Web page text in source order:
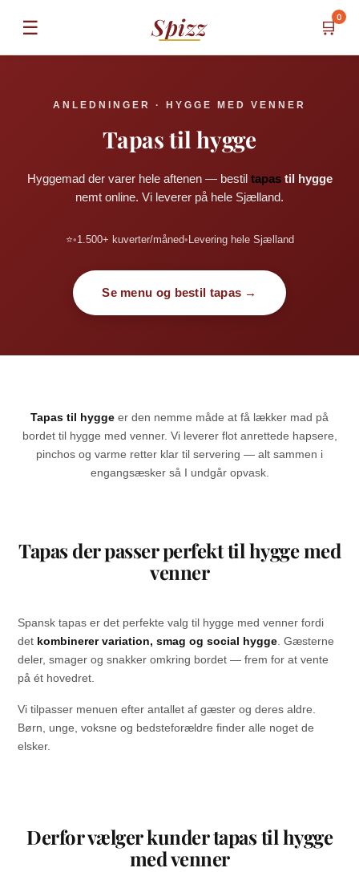
☰ Spizz 🛒0
ANLEDNINGER · HYGGE MED VENNER
Tapas til hygge
Hyggemad der varer hele aftenen — bestil tapastil hygge
nemt online. Vi leverer på hele Sjælland.
⭐•1.500+ kuverter/måned• Levering hele Sjælland
Se menu og bestil tapas →
Tapas til hygge er den nemme måde at få lækker mad på
bordet til hygge med venner. Vi leverer flot anrettede hapsere,
pinchos og varme retter klar til servering — alt sammen i
engangsæsker så I undgår opvask.
Tapas der passer perfekt til hygge med
venner
Spansk tapas er det perfekte valg til hygge med venner fordi
det kombinerer variation, smag og social hygge . Gæsterne
deler, smager og snakker omkring bordet — frem for at vente
på ét hovedret.
Vi tilpasser menuen efter antallet af gæster og deres aldre.
Børn, unge, voksne og bedsteforældre finder alle noget de
elsker.
Derfor vælger kunder tapas til hygge
med venner